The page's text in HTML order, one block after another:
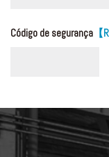
Código de segurança